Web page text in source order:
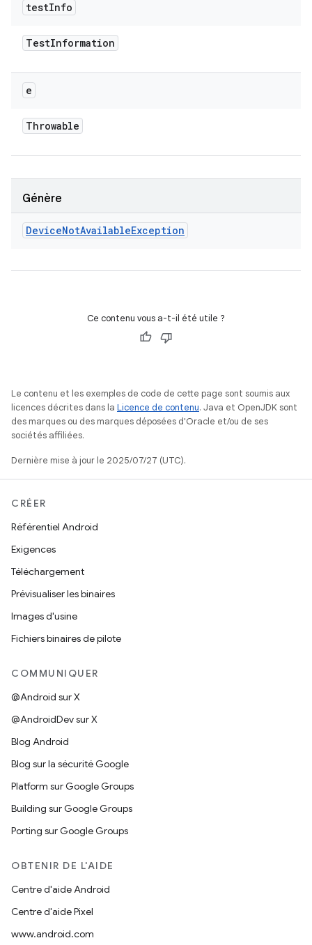
testInfo
TestInformation
e
Throwable
Génère
DeviceNotAvailableException
Ce contenu vous a-t-il été utile ?
Le contenu et les exemples de code de cette page sont soumis aux
licences décrites dans la Licence de contenu. Java et OpenJDK sont
des marques ou des marques déposées d'Oracle et/ou de ses
sociétés affiliées.
Dernière mise à jour le 2025/07/27 (UTC).
CRÉER
Référentiel Android
Exigences
Téléchargement
Prévisualiser les binaires
Images d'usine
Fichiers binaires de pilote
COMMUNIQUER
@Android sur X
@AndroidDev sur X
Blog Android
Blog sur la sécurité Google
Platform sur Google Groups
Building sur Google Groups
Porting sur Google Groups
OBTENIR DE L'AIDE
Centre d'aide Android
Centre d'aide Pixel
www.android.com